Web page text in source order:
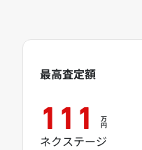
最高査定額
111 万
円
ネクステージ